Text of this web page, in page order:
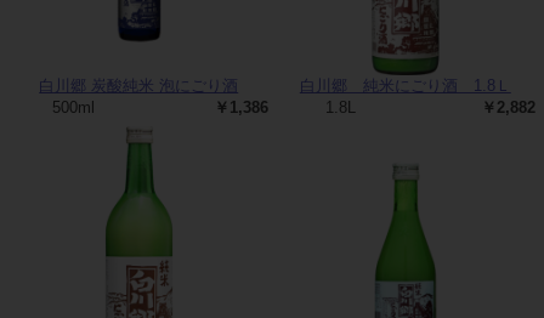
白川郷 炭酸純米 泡にごり酒
500ml
￥1,386
白川郷 純米にごり酒 1.8Ｌ
1.8L
￥2,882